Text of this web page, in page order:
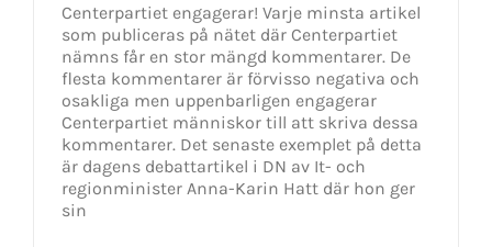
Centerpartiet engagerar! Varje minsta artikel
som publiceras på nätet där Centerpartiet
nämns får en stor mängd kommentarer. De
flesta kommentarer är förvisso negativa och
osakliga men uppenbarligen engagerar
Centerpartiet människor till att skriva dessa
kommentarer. Det senaste exemplet på detta
är dagens debattartikel i DN av It- och
regionminister Anna-Karin Hatt där hon ger
sin